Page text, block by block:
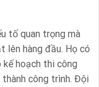
tố quan trọng mà
lên hàng đầu. Họ có
hoạch thi công
công trình. Đội